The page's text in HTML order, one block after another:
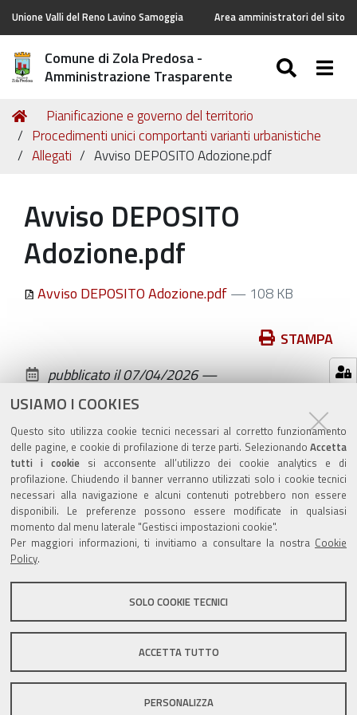
USIAMO I COOKIES
Questo sito utilizza cookie tecnici necessari al corretto funzionamento
delle pagine, e cookie di profilazione di terze parti. Selezionando Accetta
tutti i cookiesi acconsente all’utilizzo dei cookie analytics e di
profilazione. Chiudendo il banner verranno utilizzati solo i cookie tecnici
necessari alla navigazione e alcuni contenuti potrebbero non essere
disponibili. Le preferenze possono essere modificate in qualsiasi
momento dal menu laterale "Gestisci impostazioni cookie".
Per maggiori informazioni, ti invitiamo a consultare la nostra Cookie
Policy.
SOLO COOKIE TECNICI
ACCETTA TUTTO
PERSONALIZZA
Unione Valli del Reno Lavino Samoggia Area amministratori del sito
Comune di Zola Predosa -
Amministrazione Trasparente
Tu
sei
qui:
Home
Pianificazione e governo del territorio
Procedimenti unici comportanti varianti urbanistiche
Allegati
Avviso DEPOSITO Adozione.pdf
Avviso DEPOSITO
Adozione.pdf
Avviso DEPOSITO Adozione.pdf— 108 KB
documento
STAMPA
pubblicato il07/04/2026—
ultima modifica 07/04/2026
Valuta questo sito
Sito istituzionale Comune di Zola Predosa
Privacy policy|DPO|Accessibilità